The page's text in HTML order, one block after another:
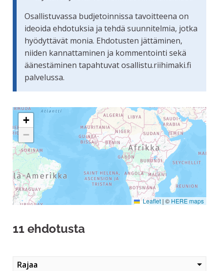
Osallistuvassa budjetoinnissa tavoitteena on
ideoida ehdotuksia ja tehdä suunnitelmia, jotka
hyödyttävät monia. Ehdotusten jättäminen,
niiden kannattaminen ja kommentointi sekä
äänestäminen tapahtuvat osallistu.riihimaki.fi
palvelussa.
Seuraavassa elementissä on kartta, joka esittää
+
−
Leaflet | © HERE maps
11 ehdotusta
Rajaa